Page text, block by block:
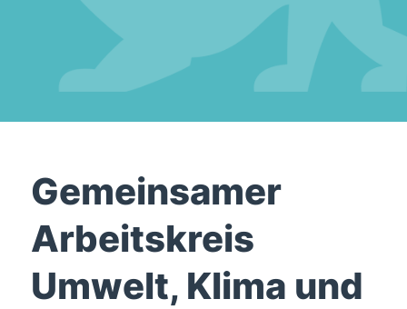
Gemeinsamer
Arbeitskreis
Umwelt, Klima und